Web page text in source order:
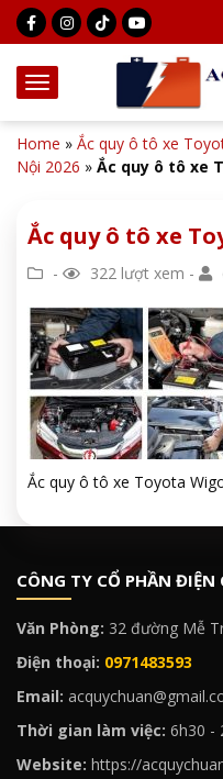
Home » Ắc quy ô tô xe
Nội 2026 » Ắc quy ô tô xe
Ắc quy ô tô xe
- 322 lượt xem -
Ắc quy ô tô xe Toyota
CÔNG TY CỔ PHẦN ĐIỆN
Văn Phòng: 32 đường Mễ
Điện thoại: 0971483593
Email:
Thời gian làm việc: 6h30 -
Website: https://